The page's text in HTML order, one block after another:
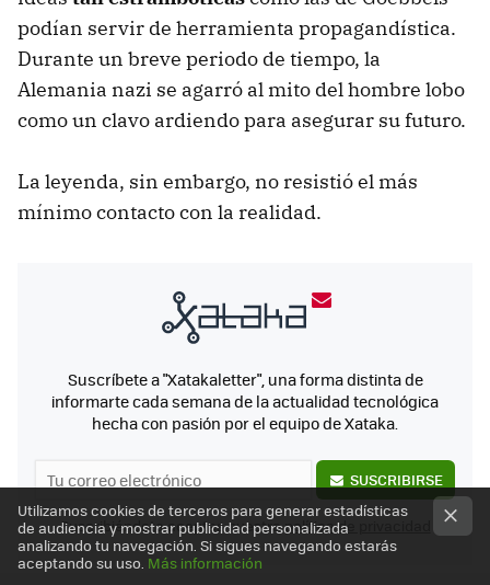
podían servir de herramienta propagandística.
Durante un breve periodo de tiempo, la
Alemania nazi se agarró al mito del hombre lobo
como un clavo ardiendo para asegurar su futuro.
La leyenda, sin embargo, no resistió el más
mínimo contacto con la realidad.
Suscríbete a "Xatakaletter", una forma distinta de
informarte cada semana de la actualidad tecnológica
hecha con pasión por el equipo de Xataka.
SUSCRIBIRSE
Suscribiéndote aceptas nuestrapolítica de privacidad
Utilizamos cookies de terceros para generar estadísticas
de audiencia y mostrar publicidad personalizada
analizando tu navegación. Si sigues navegando estarás
aceptando su uso. Más información